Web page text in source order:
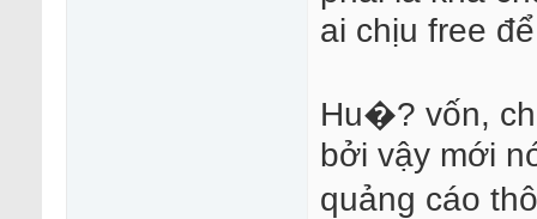
ai chịu free
Hu�? vốn,
bởi vậy mới
quảng cáo